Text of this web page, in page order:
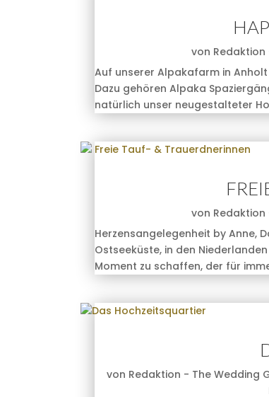
von Redaktion
Auf unserer Alpakafarm in
Dazu gehören Alpaka
natürlich unser neugestalteter
von Redaktion
Herzensangelegenheit by Anne,
Ostseeküste, in den
Moment zu schaffen, der für
von Redaktion - The Wedding